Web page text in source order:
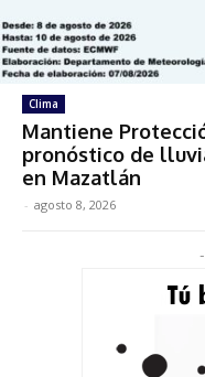
Clima
Mantiene
pronóstico de
en Mazatlán
- agosto 8, 2026